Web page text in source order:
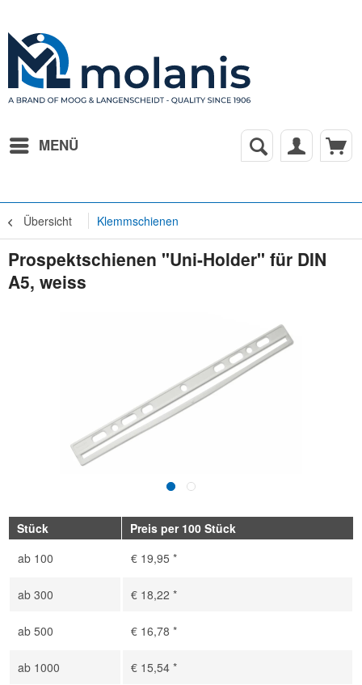
MENÜ
Übersicht Klemmschienen
Prospektschienen "Uni-Holder" für DIN
A5, weiss
Stück
Preis per 100 Stück
ab 100 € 19,95 *
ab 300 € 18,22 *
ab 500 € 16,78 *
ab 1000 € 15,54 *